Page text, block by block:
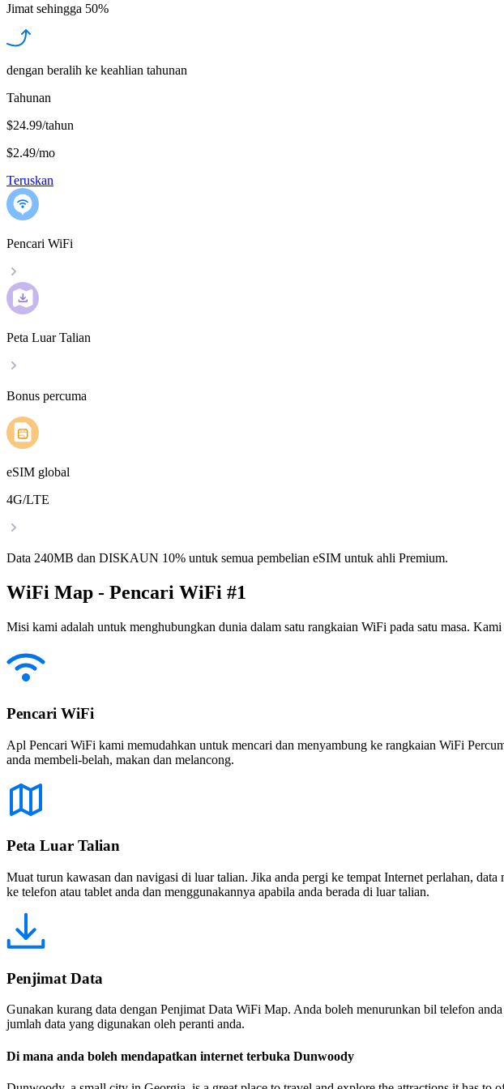
Jimat sehingga 50%
dengan beralih ke keahlian tahunan
Tahunan
$24.99/tahun
$2.49/mo
Teruskan
Pencari WiFi
Peta Luar Talian
Bonus percuma
eSIM global
4G/LTE
Data 240MB dan DISKAUN 10% untuk semua pembelian eSIM untuk ahli Premium.
WiFi Map - Pencari WiFi #1
Misi kami adalah untuk menghubungkan dunia dalam satu rangkaian WiFi pada satu masa.
Pencari WiFi
Apl Pencari WiFi kami memudahkan untuk mencari dan menyambung ke rangkaian WiFi
anda membeli-belah, makan dan melancong.
Peta Luar Talian
Muat turun kawasan dan navigasi di luar talian. Jika anda pergi ke tempat Internet perlahan,
ke telefon atau tablet anda dan menggunakannya apabila anda berada di luar talian.
Penjimat Data
Gunakan kurang data dengan Penjimat Data WiFi Map. Anda boleh menurunkan bil telefon
jumlah data yang digunakan oleh peranti anda.
Di mana anda boleh mendapatkan internet terbuka Dunwoody